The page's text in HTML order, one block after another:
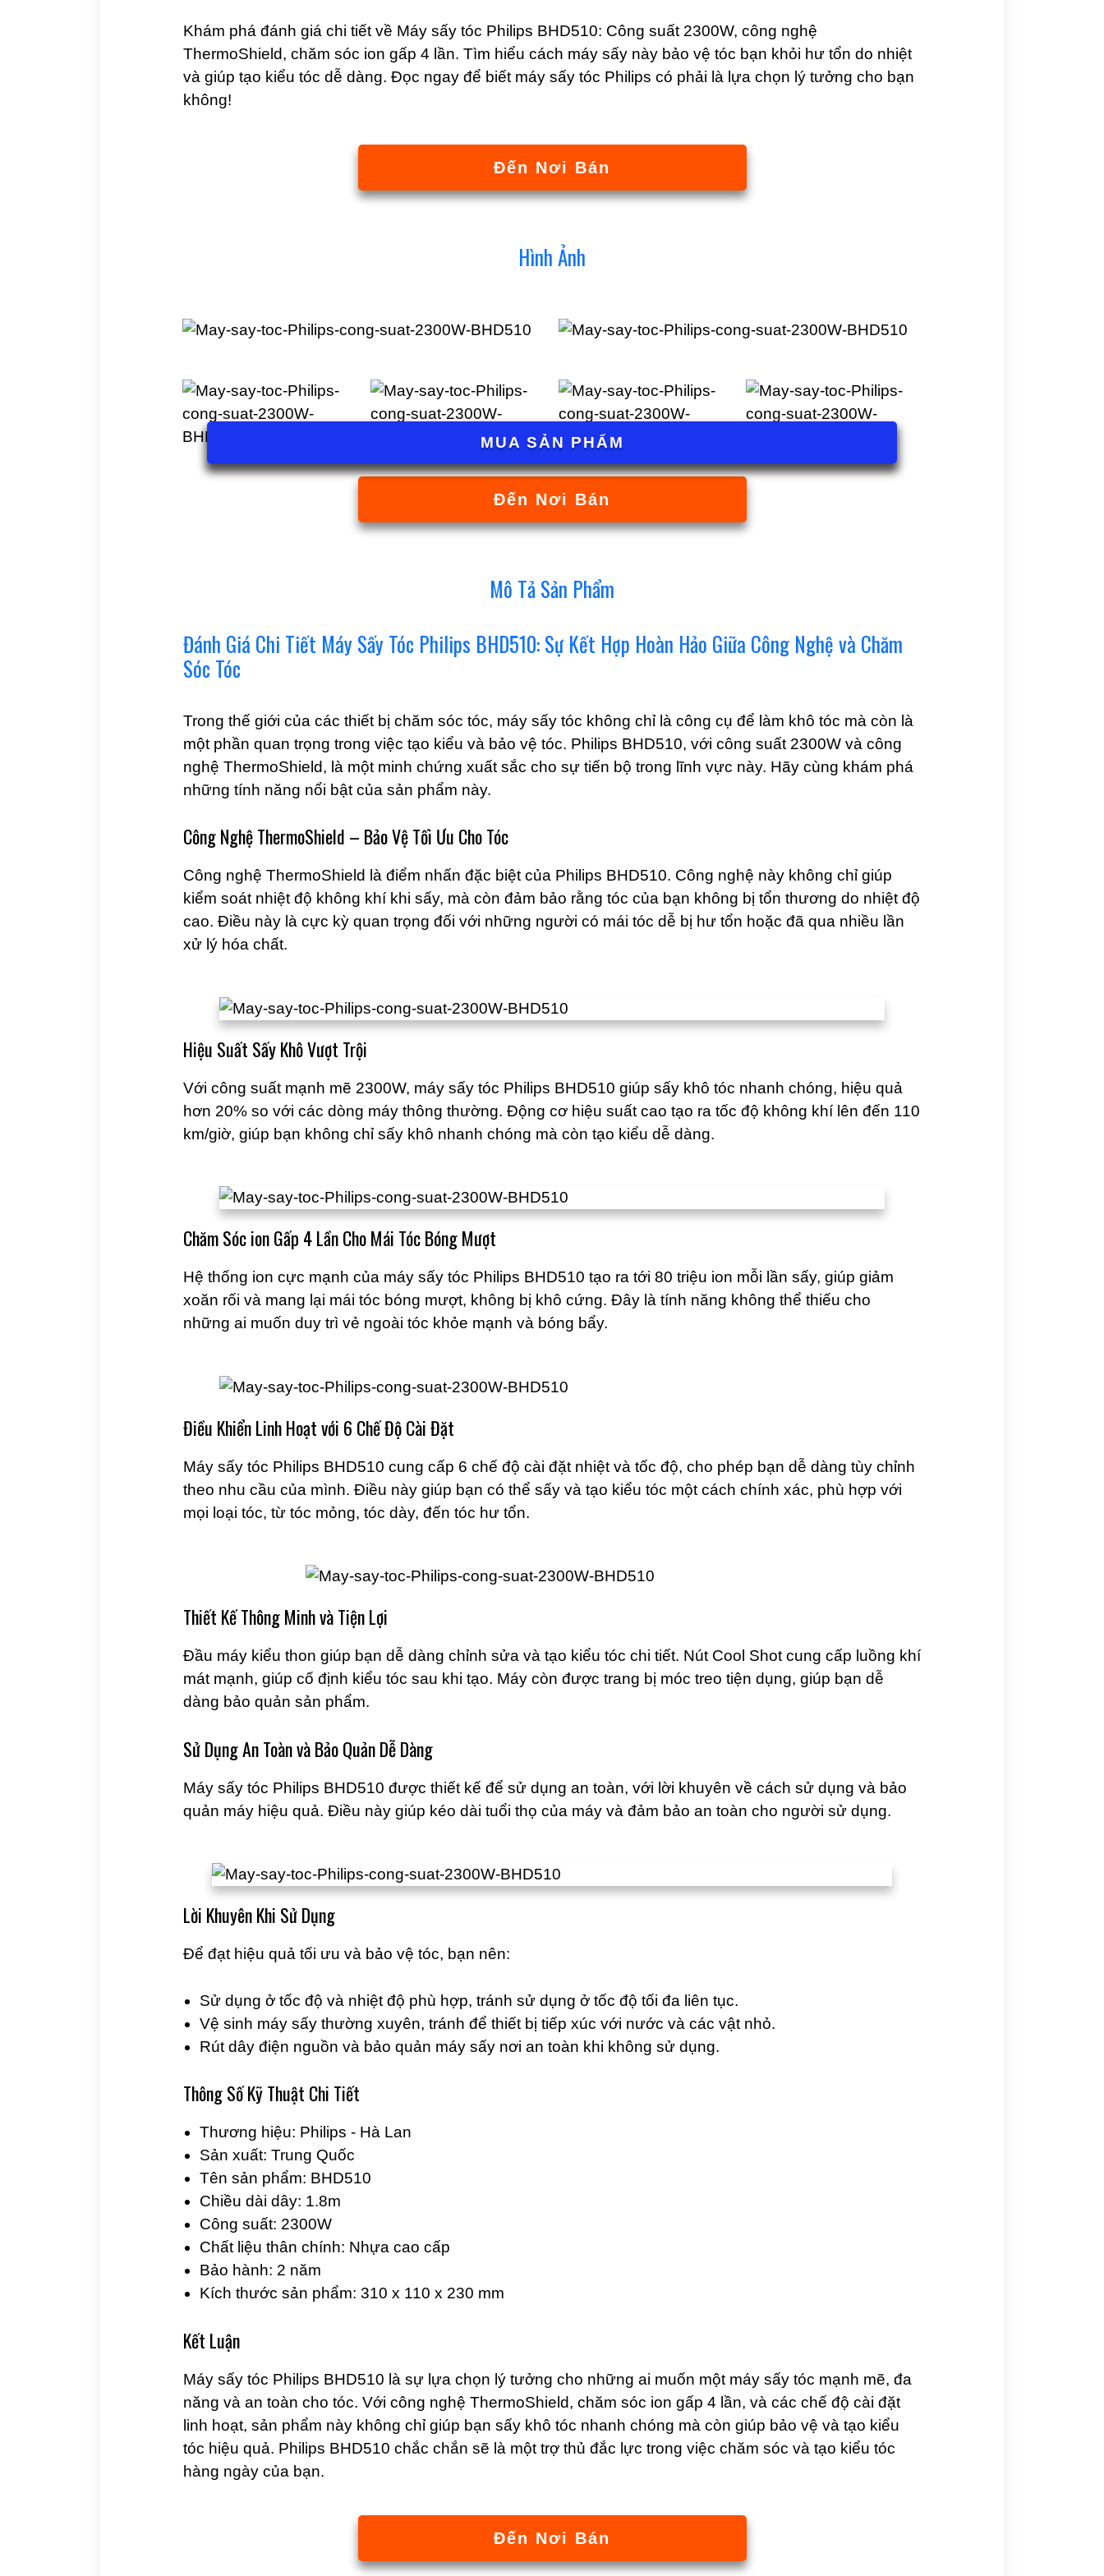
Khám phá đánh giá chi tiết về Máy sấy tóc Philips BHD510: Công suất 2300W, công nghệ
ThermoShield, chăm sóc ion gấp 4 lần. Tìm hiểu cách máy sấy này bảo vệ tóc bạn khỏi hư tổn do nhiệt
và giúp tạo kiểu tóc dễ dàng. Đọc ngay để biết máy sấy tóc Philips có phải là lựa chọn lý tưởng cho bạn
không!
Đến Nơi Bán
Hình Ảnh
Đến Nơi Bán
Mô Tả Sản Phẩm
Đánh Giá Chi Tiết Máy Sấy Tóc Philips BHD510: Sự Kết Hợp Hoàn Hảo Giữa Công Nghệ và Chăm
Sóc Tóc
Trong thế giới của các thiết bị chăm sóc tóc, máy sấy tóc không chỉ là công cụ để làm khô tóc mà còn là
một phần quan trọng trong việc tạo kiểu và bảo vệ tóc. Philips BHD510, với công suất 2300W và công
nghệ ThermoShield, là một minh chứng xuất sắc cho sự tiến bộ trong lĩnh vực này. Hãy cùng khám phá
những tính năng nổi bật của sản phẩm này.
Công Nghệ ThermoShield – Bảo Vệ Tối Ưu Cho Tóc
Công nghệ ThermoShield là điểm nhấn đặc biệt của Philips BHD510. Công nghệ này không chỉ giúp
kiểm soát nhiệt độ không khí khi sấy, mà còn đảm bảo rằng tóc của bạn không bị tổn thương do nhiệt độ
cao. Điều này là cực kỳ quan trọng đối với những người có mái tóc dễ bị hư tổn hoặc đã qua nhiều lần
xử lý hóa chất.
Hiệu Suất Sấy Khô Vượt Trội
Với công suất mạnh mẽ 2300W, máy sấy tóc Philips BHD510 giúp sấy khô tóc nhanh chóng, hiệu quả
hơn 20% so với các dòng máy thông thường. Động cơ hiệu suất cao tạo ra tốc độ không khí lên đến 110
km/giờ, giúp bạn không chỉ sấy khô nhanh chóng mà còn tạo kiểu dễ dàng.
Chăm Sóc ion Gấp 4 Lần Cho Mái Tóc Bóng Mượt
Hệ thống ion cực mạnh của máy sấy tóc Philips BHD510 tạo ra tới 80 triệu ion mỗi lần sấy, giúp giảm
xoăn rối và mang lại mái tóc bóng mượt, không bị khô cứng. Đây là tính năng không thể thiếu cho
những ai muốn duy trì vẻ ngoài tóc khỏe mạnh và bóng bẩy.
Điều Khiển Linh Hoạt với 6 Chế Độ Cài Đặt
Máy sấy tóc Philips BHD510 cung cấp 6 chế độ cài đặt nhiệt và tốc độ, cho phép bạn dễ dàng tùy chỉnh
theo nhu cầu của mình. Điều này giúp bạn có thể sấy và tạo kiểu tóc một cách chính xác, phù hợp với
mọi loại tóc, từ tóc mỏng, tóc dày, đến tóc hư tổn.
Thiết Kế Thông Minh và Tiện Lợi
Đầu máy kiểu thon giúp bạn dễ dàng chỉnh sửa và tạo kiểu tóc chi tiết. Nút Cool Shot cung cấp luồng khí
mát mạnh, giúp cố định kiểu tóc sau khi tạo. Máy còn được trang bị móc treo tiện dụng, giúp bạn dễ
dàng bảo quản sản phẩm.
Sử Dụng An Toàn và Bảo Quản Dễ Dàng
Máy sấy tóc Philips BHD510 được thiết kế để sử dụng an toàn, với lời khuyên về cách sử dụng và bảo
quản máy hiệu quả. Điều này giúp kéo dài tuổi thọ của máy và đảm bảo an toàn cho người sử dụng.
Lời Khuyên Khi Sử Dụng
Để đạt hiệu quả tối ưu và bảo vệ tóc, bạn nên:
Sử dụng ở tốc độ và nhiệt độ phù hợp, tránh sử dụng ở tốc độ tối đa liên tục.
Vệ sinh máy sấy thường xuyên, tránh để thiết bị tiếp xúc với nước và các vật nhỏ.
Rút dây điện nguồn và bảo quản máy sấy nơi an toàn khi không sử dụng.
Thông Số Kỹ Thuật Chi Tiết
Thương hiệu: Philips - Hà Lan
Sản xuất: Trung Quốc
Tên sản phẩm: BHD510
Chiều dài dây: 1.8m
Công suất: 2300W
Chất liệu thân chính: Nhựa cao cấp
Bảo hành: 2 năm
Kích thước sản phẩm: 310 x 110 x 230 mm
Kết Luận
Máy sấy tóc Philips BHD510 là sự lựa chọn lý tưởng cho những ai muốn một máy sấy tóc mạnh mẽ, đa
năng và an toàn cho tóc. Với công nghệ ThermoShield, chăm sóc ion gấp 4 lần, và các chế độ cài đặt
linh hoạt, sản phẩm này không chỉ giúp bạn sấy khô tóc nhanh chóng mà còn giúp bảo vệ và tạo kiểu
tóc hiệu quả. Philips BHD510 chắc chắn sẽ là một trợ thủ đắc lực trong việc chăm sóc và tạo kiểu tóc
hàng ngày của bạn.
Đến Nơi Bán
MUA SẢN PHẨM